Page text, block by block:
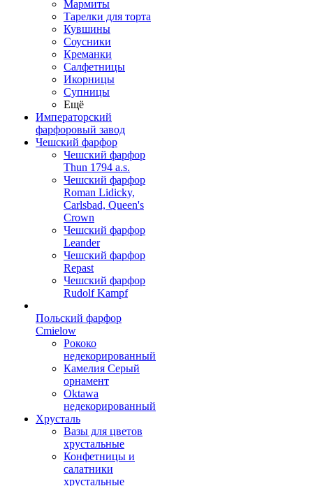
Мармиты
Тарелки для торта
Кувшины
Соусники
Креманки
Салфетницы
Икорницы
Супницы
Ещё
Императорский
фарфоровый завод
Чешский фарфор
Чешский фарфор
Thun 1794 a.s.
Чешский фарфор
Roman Lidicky,
Carlsbad, Queen's
Crown
Чешский фарфор
Leander
Чешский фарфор
Repast
Чешский фарфор
Rudolf Kampf
Польский фарфор
Сmielow
Рококо
недекорированный
Камелия Серый
орнамент
Oktawa
недекорированный
Хрусталь
Вазы для цветов
хрустальные
Конфетницы и
салатники
хрустальные